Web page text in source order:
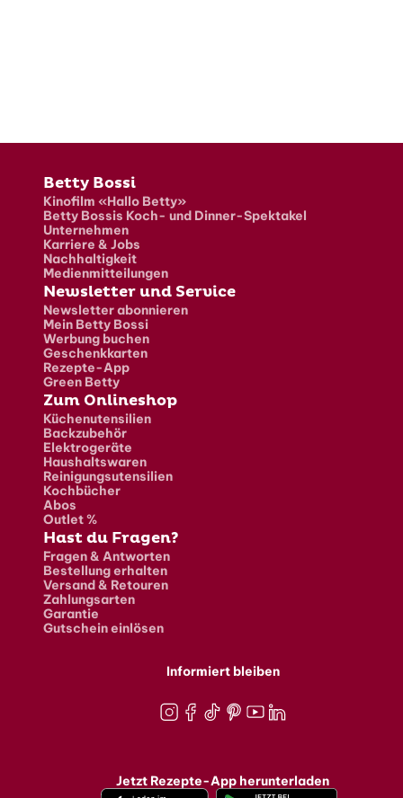
Fusszeile
Betty Bossi
Kinofilm «Hallo Betty»
Betty Bossis Koch- und Dinner-Spektakel
Unternehmen
Karriere & Jobs
Nachhaltigkeit
Medienmitteilungen
Newsletter und Service
Newsletter abonnieren
Mein Betty Bossi
Werbung buchen
Geschenkkarten
Rezepte-App
Green Betty
Zum Onlineshop
Küchenutensilien
Backzubehör
Elektrogeräte
Haushaltswaren
Reinigungsutensilien
Kochbücher
Abos
Outlet %
Hast du Fragen?
Fragen & Antworten
Bestellung erhalten
Versand & Retouren
Zahlungsarten
Garantie
Gutschein einlösen
Informiert bleiben
Jetzt Rezepte-App herunterladen